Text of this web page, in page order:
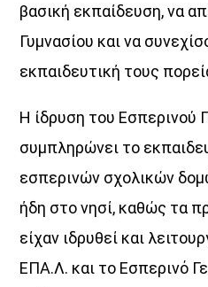
Αθήνα συναντά το Αιγαίο!
Κάθε απόγευμα, Δευτέρα έως
από τις 16:00 έως τις 20:00,
δύο δυνατές ραδιοφωνικές
Ο Aegean Voice 107.5
συνδέεται ζωντανά με τον
φέρνοντας στο Αιγαίο τον
βασική εκπαίδευση, να
Γυμνασίου και να
εκπαιδευτική τους
Η ίδρυση του Εσπερινού
συμπληρώνει το
εσπερινών σχολικών
ήδη στο νησί, καθώς τα
είχαν ιδρυθεί και
ΕΠΑ.Λ. και το Εσπερινό